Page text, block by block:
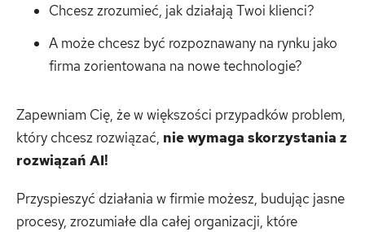
Chcesz zrozumieć, jak działają Twoi klienci?
A może chcesz być rozpoznawany na rynku jako
firma zorientowana na nowe technologie?
Zapewniam Cię, że w większości przypadków problem,
który chcesz rozwiązać, nie wymaga skorzystania z
rozwiązań AI!
Przyspieszyć działania w firmie możesz, budując jasne
procesy, zrozumiałe dla całej organizacji, które